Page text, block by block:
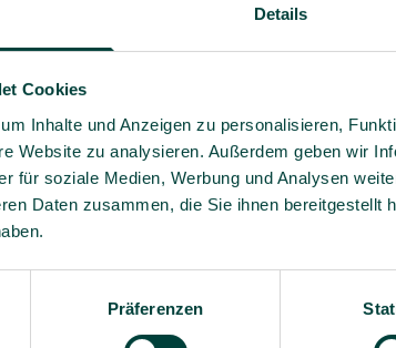
Details
Cookies
Inhalte und Anzeigen zu personalisieren,
Website zu analysieren. Außerdem geben wir
für soziale Medien, Werbung und Analysen
Daten zusammen, die Sie ihnen bereitgestellt
Präferenzen
Fachwissen und praxisnahe
– verständlich, relevant und
Ja,
Es gilt